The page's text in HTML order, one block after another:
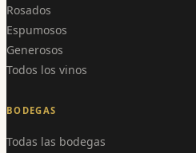
Rosados
Espumosos
Generosos
Todos los vinos
BODEGAS
Todas las bodegas